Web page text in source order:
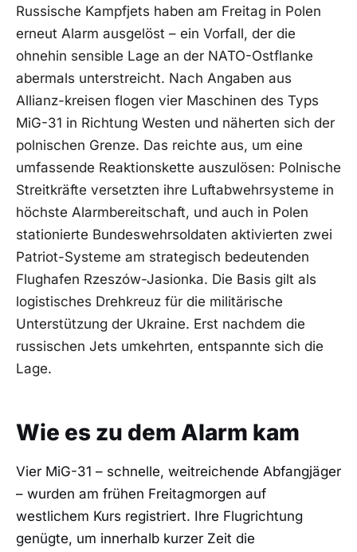
Russische Kampfjets haben am Freitag in Polen
erneut Alarm ausgelöst – ein Vorfall, der die
ohnehin sensible Lage an der NATO-Ostflanke
abermals unterstreicht. Nach Angaben aus
Allianz-kreisen flogen vier Maschinen des Typs
MiG-31 in Richtung Westen und näherten sich der
polnischen Grenze. Das reichte aus, um eine
umfassende Reaktionskette auszulösen: Polnische
Streitkräfte versetzten ihre Luftabwehrsysteme in
höchste Alarmbereitschaft, und auch in Polen
stationierte Bundeswehrsoldaten aktivierten zwei
Patriot-Systeme am strategisch bedeutenden
Flughafen Rzeszów-Jasionka. Die Basis gilt als
logistisches Drehkreuz für die militärische
Unterstützung der Ukraine. Erst nachdem die
russischen Jets umkehrten, entspannte sich die
Lage.
Wie es zu dem Alarm kam
Vier MiG-31 – schnelle, weitreichende Abfangjäger
– wurden am frühen Freitagmorgen auf
westlichem Kurs registriert. Ihre Flugrichtung
genügte, um innerhalb kurzer Zeit die